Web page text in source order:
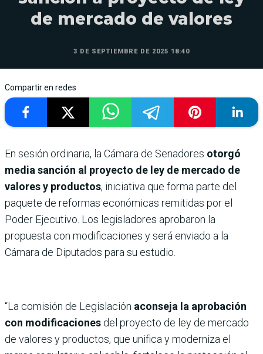
de mercado de valores
3 DE SEPTIEMBRE DE 2025 18:40
Compartir en redes
En sesión ordinaria, la Cámara de Senadores otorgó
media sanción al proyecto de ley de mercado de
valores y productos, iniciativa que forma parte del
paquete de reformas económicas remitidas por el
Poder Ejecutivo. Los legisladores aprobaron la
propuesta con modificaciones y será enviado a la
Cámara de Diputados para su estudio.
“La comisión de Legislación aconseja la aprobación
con modificaciones del proyecto de ley de mercado
de valores y productos, que unifica y moderniza el